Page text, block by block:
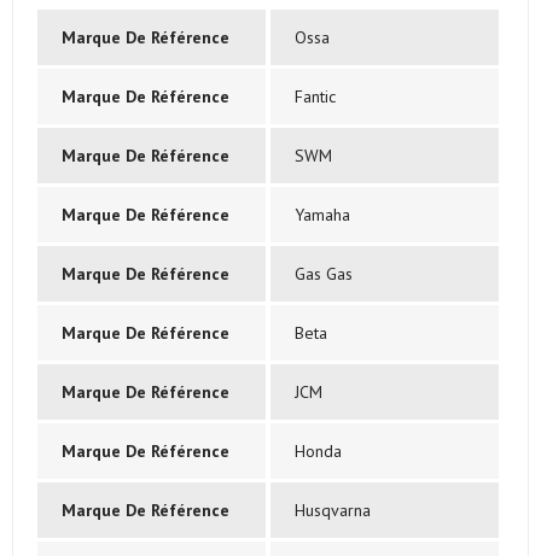
Marque De Référence Ossa
Marque De Référence Fantic
Marque De Référence SWM
Marque De Référence Yamaha
Marque De Référence Gas Gas
Marque De Référence Beta
Marque De Référence JCM
Marque De Référence Honda
Marque De Référence Husqvarna